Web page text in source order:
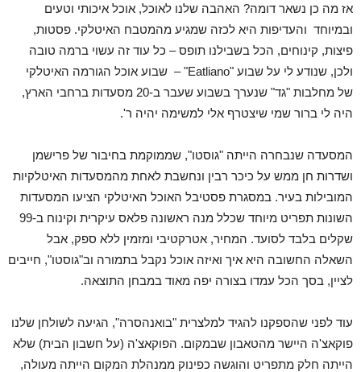
אז מה כן נשאר דומה? האהבה שלנו לאוכל, אוכל איכותי וטעים
ובמיוחד והעדיפות היא לכזה שמגיע מהמטבח האיטלקי. פסטות,
פיצות, קינוחים, הכל בשבילנו תופס – כל עוד זה עשוי ברמה טובה
ולכן, שנודע לי על שבוע "Eatliano" – שבוע אוכל הגורמה האיטלקי
של מחלבות "גד" שנערך בשבוע שעבר ב-20 מסעדות ברחבי הארץ,
היה לי ברור שמי שיצטרף אלי למשימה יהיה ר'.
המסעדה שנבחרה הייתה "גוסטו", שממוקמת בחיבור של פרישמן
ושדרות חן ממש על כיכר רבין ונחשבת לאחת מהמסעדות האיטלקיות
המובילות בעיר. במסגרת פסטיבל האוכל האיטלקי הציעו המסעדות
השונות תפריט מיוחד שכלל מנה ראשונה פלאס עיקרית וקינוח ב-99
שקלים בלבד לסועד. המחיר, אטרקטיבי ומזמין ללא ספק, אבל
השאלה החשובה היא איך ואיזה אוכל נקבל בתמורה וב"גוסטו", חייבים
לציין, בסך הכל עמדו בצורה יפה מאוד במבחן התוצאה.
עוד לפני שהספקנו להגיד למלצרית "בואנהסרה", הגיעה לשולחן שלנו
פוקאצ'ה היישר מהטאבון שבמקום. הפוקאצ'ה (על חשבון הבית) שלא
הייתה חלק מתפריט והוגשה כפינוק ממנהלת המקום הייתה מעולה,